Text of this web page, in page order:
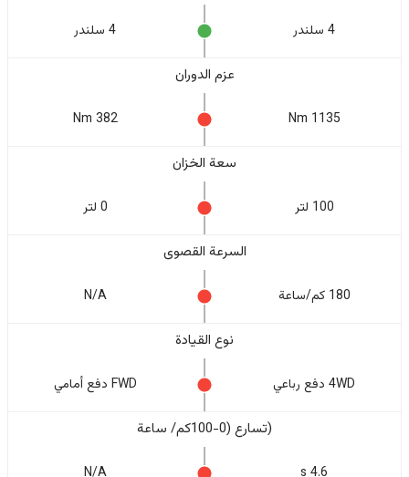
4 سلندر 4 سلندر
عزم الدوران
1135 Nm
382 Nm
سعة الخزان
100 لتر 0 لتر
السرعة القصوى
180 كم/ساعة N/A
نوع القيادة
4WD دفع رباعي FWD دفع أمامي
(تسارع (0-100كم/ ساعة